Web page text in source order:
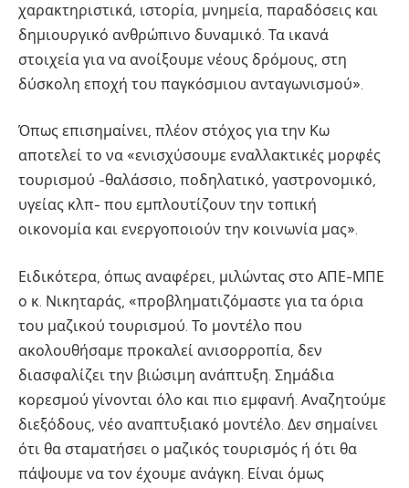
χαρακτηριστικά, ιστορία, μνημεία, παραδόσεις και
δημιουργικό ανθρώπινο δυναμικό. Τα ικανά
στοιχεία για να ανοίξουμε νέους δρόμους, στη
δύσκολη εποχή του παγκόσμιου ανταγωνισμού».
Όπως επισημαίνει, πλέον στόχος για την Κω
αποτελεί το να «ενισχύσουμε εναλλακτικές μορφές
τουρισμού -θαλάσσιο, ποδηλατικό, γαστρονομικό,
υγείας κλπ- που εμπλουτίζουν την τοπική
οικονομία και ενεργοποιούν την κοινωνία μας».
Ειδικότερα, όπως αναφέρει, μιλώντας στο ΑΠΕ-ΜΠΕ
ο κ. Νικηταράς, «προβληματιζόμαστε για τα όρια
του μαζικού τουρισμού. Το μοντέλο που
ακολουθήσαμε προκαλεί ανισορροπία, δεν
διασφαλίζει την βιώσιμη ανάπτυξη. Σημάδια
κορεσμού γίνονται όλο και πιο εμφανή. Αναζητούμε
διεξόδους, νέο αναπτυξιακό μοντέλο. Δεν σημαίνει
ότι θα σταματήσει ο μαζικός τουρισμός ή ότι θα
πάψουμε να τον έχουμε ανάγκη. Είναι όμως